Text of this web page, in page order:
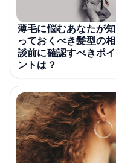
薄毛に悩むあなたが知
っておくべき髪型の相
談前に確認すべきポイ
ントは？